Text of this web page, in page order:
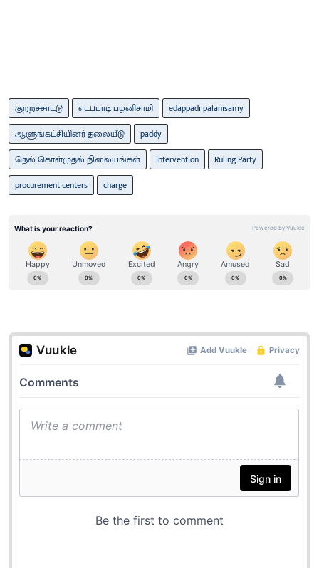
குற்றச்சாட்டு எடப்பாடி பழனிசாமி
edappadi palanisamy
ஆளுங்கட்சியினர் தலையீடு
paddy
நெல் கொள்முதல் நிலையங்கள்
intervention
Ruling Party
procurement centers
charge